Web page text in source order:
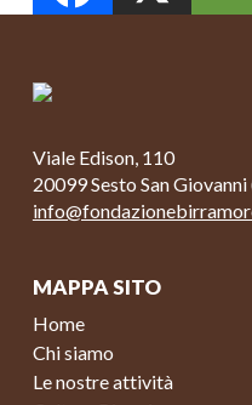
Viale Edison, 110
20099 Sesto San
MAPPA SITO
Home
Chi siamo
Le nostre attività